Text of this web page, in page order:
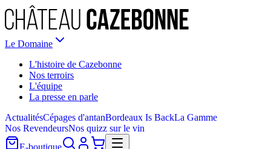
Le Domaine
L'histoire de Cazebonne
Nos terroirs
L'équipe
La presse en parle
ActualitésCépages d'antanBordeaux Is BackLa Gamme
Nos RevendeursNos quizz sur le vin
E-boutique